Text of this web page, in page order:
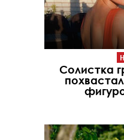
Солистка